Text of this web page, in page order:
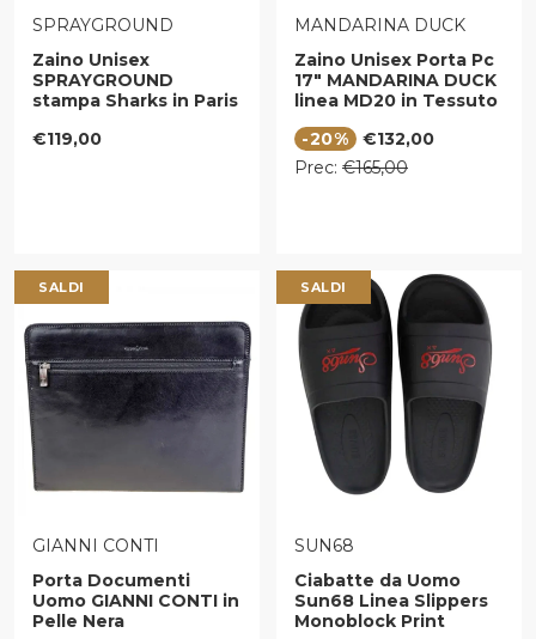
VENDITORE:
SPRAYGROUND
Zaino Unisex
SPRAYGROUND
stampa Sharks in Paris
Check
Prezzo regolare
€119,00
VENDITORE:
MANDARINA DUCK
Zaino Unisex Porta Pc
17" MANDARINA DUCK
linea MD20 in Tessuto
-20%
Prezzo di vendita
€132,00
Prezzo regolare
Prec: €165,00
SALDI
VENDITORE:
GIANNI CONTI
Porta Documenti
Uomo GIANNI CONTI in
Pelle Nera
SALDI
VENDITORE:
SUN68
Ciabatte da Uomo
Sun68 Linea Slippers
Monoblock Print